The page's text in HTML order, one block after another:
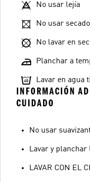
No usar lejía
No usar
No lavar en
Planchar a
Lavar en agua
INFORMACIÓN
CUIDADO
No usar
Lavar y planchar
LAVAR CON EL